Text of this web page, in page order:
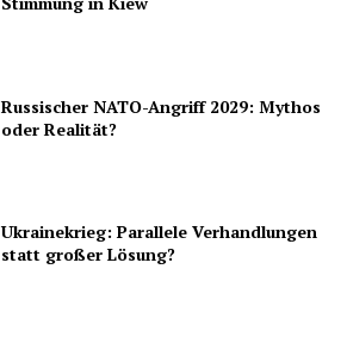
Russischer NATO-Angriff 2029: Mythos
oder Realität?
Ukrainekrieg: Parallele Verhandlungen
statt großer Lösung?